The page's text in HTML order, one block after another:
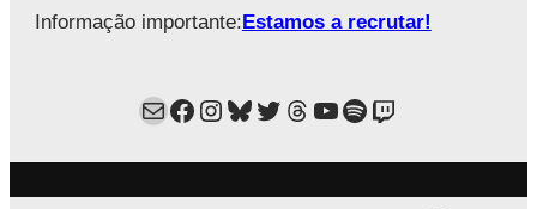
Informação importante:Estamos a recrutar!
MailFacebook
Instagram
Bluesky
Twitter
Estamos no Threads!
YouTube
Spotify
Twitch